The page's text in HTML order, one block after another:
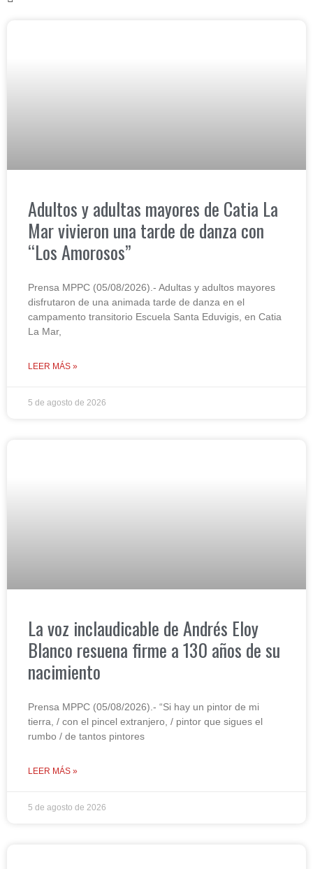
Adultos y adultas mayores de Catia La
Mar vivieron una tarde de danza con
“Los Amorosos”
Prensa MPPC (05/08/2026).- Adultas y adultos mayores
disfrutaron de una animada tarde de danza en el
campamento transitorio Escuela Santa Eduvigis, en Catia
La Mar,
LEER MÁS »
5 de agosto de 2026
La voz inclaudicable de Andrés Eloy
Blanco resuena firme a 130 años de su
nacimiento
Prensa MPPC (05/08/2026).- “Si hay un pintor de mi
tierra, / con el pincel extranjero, / pintor que sigues el
rumbo / de tantos pintores
LEER MÁS »
5 de agosto de 2026